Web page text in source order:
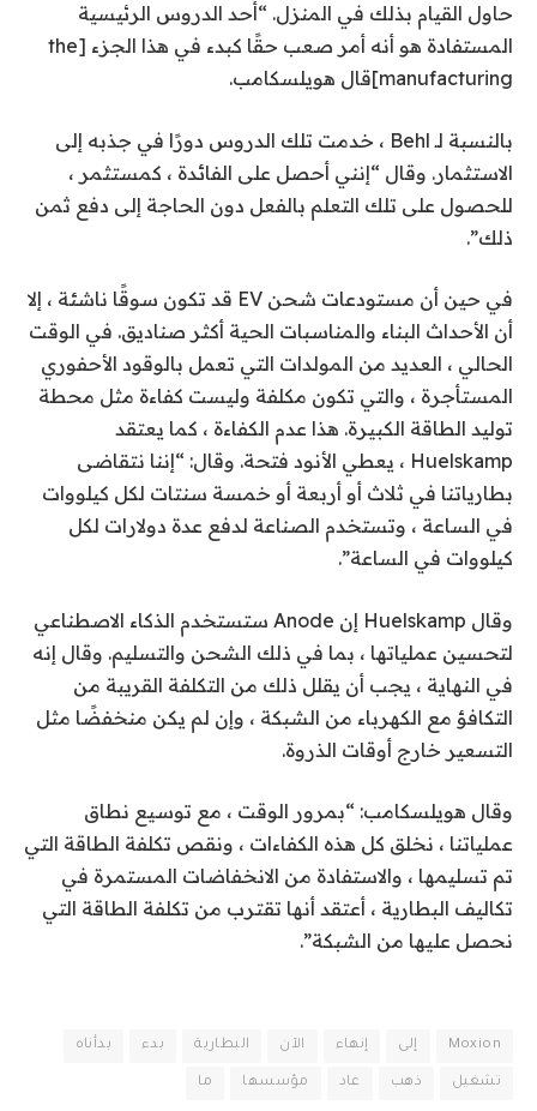
حاول القيام بذلك في المنزل. “أحد الدروس الرئيسية
المستفادة هو أنه أمر صعب حقًا كبدء في هذا الجزء [the
manufacturing]قال هويلسكامب.
بالنسبة لـ Behl ، خدمت تلك الدروس دورًا في جذبه إلى
الاستثمار. وقال “إنني أحصل على الفائدة ، كمستثمر ،
للحصول على تلك التعلم بالفعل دون الحاجة إلى دفع ثمن
ذلك”.
في حين أن مستودعات شحن EV قد تكون سوقًا ناشئة ، إلا
أن الأحداث البناء والمناسبات الحية أكثر صناديق. في الوقت
الحالي ، العديد من المولدات التي تعمل بالوقود الأحفوري
المستأجرة ، والتي تكون مكلفة وليست كفاءة مثل محطة
توليد الطاقة الكبيرة. هذا عدم الكفاءة ، كما يعتقد
Huelskamp ، يعطي الأنود فتحة. وقال: “إننا نتقاضى
بطارياتنا في ثلاث أو أربعة أو خمسة سنتات لكل كيلووات
في الساعة ، وتستخدم الصناعة لدفع عدة دولارات لكل
كيلووات في الساعة”.
وقال Huelskamp إن Anode ستستخدم الذكاء الاصطناعي
لتحسين عملياتها ، بما في ذلك الشحن والتسليم. وقال إنه
في النهاية ، يجب أن يقلل ذلك من التكلفة القريبة من
التكافؤ مع الكهرباء من الشبكة ، وإن لم يكن منخفضًا مثل
التسعير خارج أوقات الذروة.
وقال هويلسكامب: “بمرور الوقت ، مع توسيع نطاق
عملياتنا ، نخلق كل هذه الكفاءات ، ونقص تكلفة الطاقة التي
تم تسليمها ، والاستفادة من الانخفاضات المستمرة في
تكاليف البطارية ، أعتقد أنها تقترب من تكلفة الطاقة التي
نحصل عليها من الشبكة”.
Moxion إلى إنهاء الآن البطارية بدء بدأناه
تشغيل ذهب عاد مؤسسها ما